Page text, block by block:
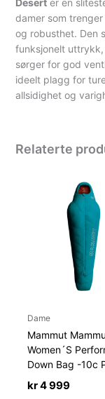
Desert er en
damer som
og robusthet. Den
funksjonelt
sørger for god
ideelt plagg for
allsidighet og
Relaterte
Dame
Mammut
Women´S
Down Bag -10c
kr4 999